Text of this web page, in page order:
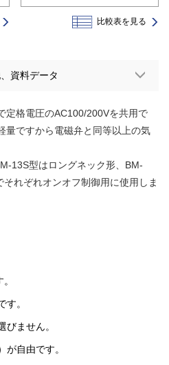
比較表を見る
資料データ
定格電圧のAC100/200Vを共用で
量ですから電磁弁と同等以上の気
13S型はロングネック形、BM-
れぞれオンオフ制御用に使用しま
す。
びません。
が自由です。